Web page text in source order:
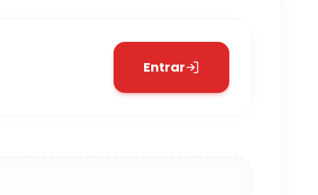
Entrar